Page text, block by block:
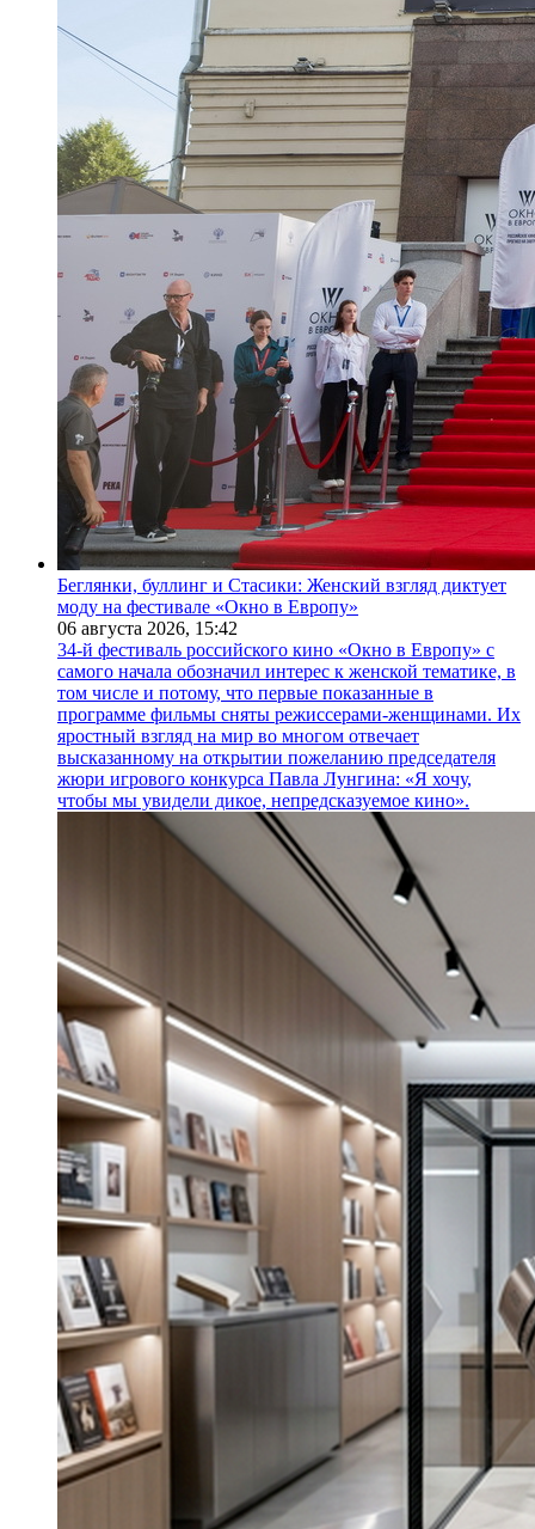
Беглянки, буллинг и Стасики: Женский взгляд диктует
моду на фестивале «Окно в Европу»
06 августа 2026, 15:42
34-й фестиваль российского кино «Окно в Европу» с
самого начала обозначил интерес к женской тематике, в
том числе и потому, что первые показанные в
программе фильмы сняты режиссерами-женщинами. Их
яростный взгляд на мир во многом отвечает
высказанному на открытии пожеланию председателя
жюри игрового конкурса Павла Лунгина: «Я хочу,
чтобы мы увидели дикое, непредсказуемое кино».